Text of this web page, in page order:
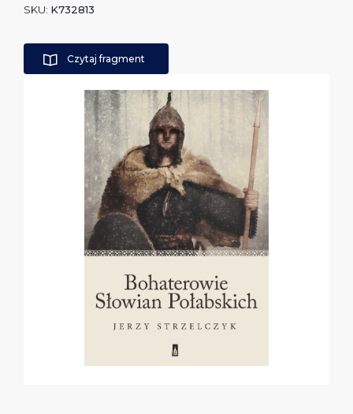
SKU: K732813
Czytaj fragment